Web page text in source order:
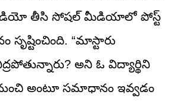
వీడియో తీసి సోషల్‌ మీడియాలో పోస్ట్
“మాస్టారు
అని ఓ విద్యార్థిని
అంటూ సమాధానం ఇవ్వడం